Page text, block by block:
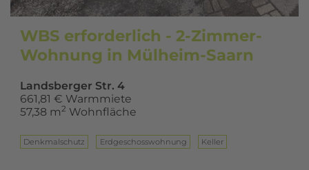
WBS erforderlich - 2-Zimmer-
Wohnung in Mülheim-Saarn
Landsberger Str. 4
661,81 € Warmmiete
57,38 m2 Wohnfläche
Denkmalschutz Erd­ge­schoss­woh­nung Keller